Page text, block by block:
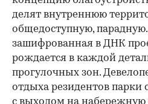
делят внутреннюю
общедоступную,
зашифрованная в ДНК
рождается в каждой
прогулочных зон.
отдыха резидентов парки
с выходом на